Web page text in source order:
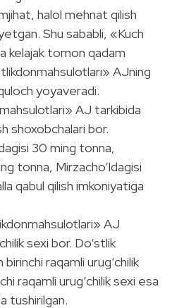
halol mehnat qilish
Shu sababli, «Kuch
kelajak tomon qadam
AJning
yoyaveradi.
AJ tarkibida
shoxobchalari bor.
30 ming tonna,
tonna, Mirzacho‘ldagisi
qabul qilish imkoniyatiga
AJ
sexi bor. Do‘stlik
raqamli urug‘chilik
raqamli urug‘chilik sexi esa
tushirilgan.